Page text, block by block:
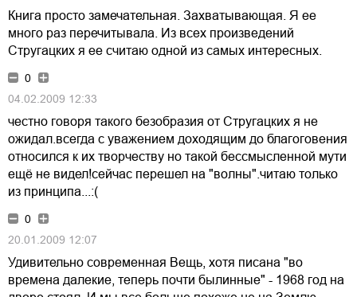
Книга просто замечательная. Захватывающая. Я ее
много раз перечитывала. Из всех произведений
Стругацких я ее считаю одной из самых интересных.
0
04.02.2009 12:33
честно говоря такого безобразия от Стругацких я не
ожидал.всегда с уважением доходящим до благоговения
относился к их творчеству но такой бессмысленной мути
ещё не видел!сейчас перешел на "волны".читаю только
из принципа...:(
0
20.01.2009 12:07
Удивительно современная Вещь, хотя писана "во
времена далекие, теперь почти былинные" - 1968 год на